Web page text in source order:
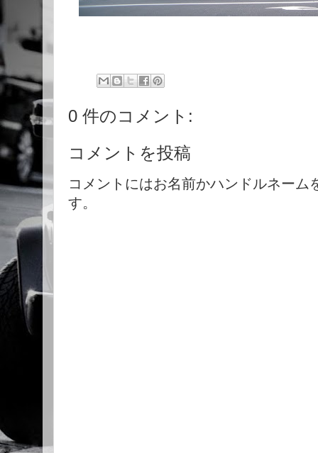
0 件のコメント:
コメントを投稿
コメントにはお名前かハンドルネー
す。